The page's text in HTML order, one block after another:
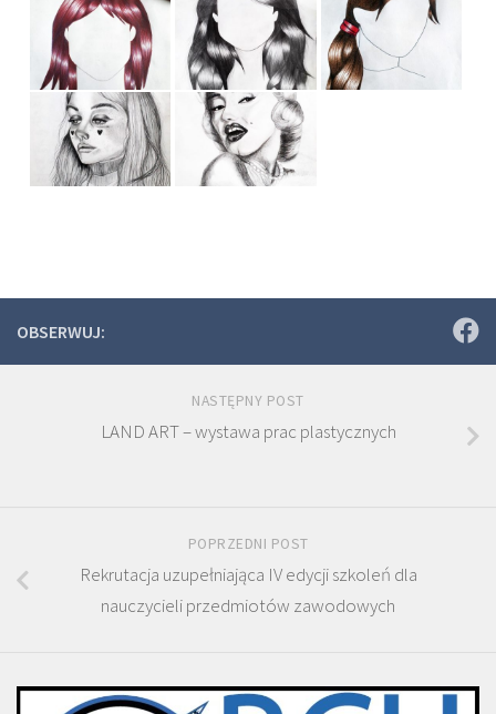
OBSERWUJ:
NASTĘPNY POST
LAND ART – wystawa prac plastycznych
POPRZEDNI POST
Rekrutacja uzupełniająca IV edycji szkoleń dla
nauczycieli przedmiotów zawodowych